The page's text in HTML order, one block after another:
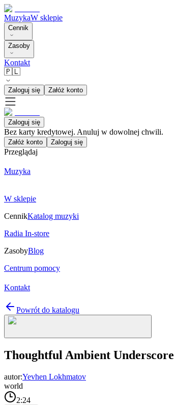
MuzykaW sklepie
Cennik
Zasoby
Kontakt
🇵🇱
Zaloguj się Załóż konto
Zaloguj się
Bez karty kredytowej. Anuluj w dowolnej chwili.
Załóż konto Zaloguj się
Przeglądaj
Muzyka
W sklepie
CennikKatalog muzyki
Radia In-store
ZasobyBlog
Centrum pomocy
Kontakt
Powrót do katalogu
Thoughtful Ambient Underscore
autor:Yevhen Lokhmatov
world
2:24